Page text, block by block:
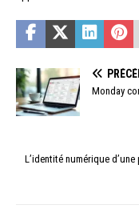
Monday
L’identité numérique